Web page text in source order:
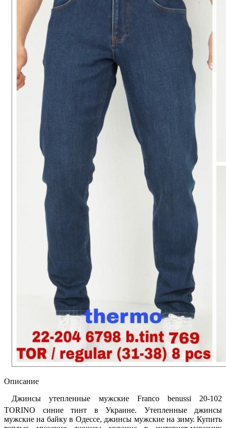
Описание
Джинсы утепленные мужские Franco benussi 20-102
TORINO синие тинт в Украине. Утепленные джинсы
мужские на байку в Одессе, джинсы мужские на зиму. Купить